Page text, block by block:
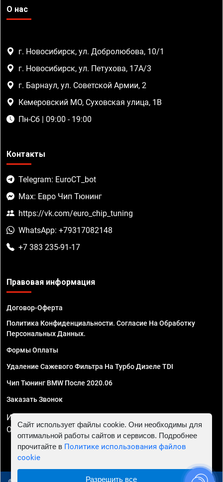
О нас
г. Новосибирск, ул. Добролюбова, 10/1
г. Новосибирск, ул. Петухова, 17А/3
г. Барнаул, ул. Советской Армии, 2
Кемеровский МО, Суховская улица, 1В
Пн-Сб | 09:00 - 19:00
Контакты
Telegram: EuroCT_bot
Max: Евро Чип Тюнинг
https://vk.com/euro_chip_tuning
WhatsApp: +79317082148
+7 383 235-91-17
Правовая информация
Договор-Оферта
Политика Конфиденциальности. Согласие На Обработку
Персональных Данных.
Формы Оплаты
Удаление Сажевого Фильтра На Турбо Дизеле TDI
Чип Тюнинг BMW После 2020.06
Заказать Звонок
ИП Смирнов Георгий Павлович. ИНН 781302555843,
ОГРНИП 324470400032610
Сайт использует файлы cookie. Они необходимы для
оптимальной работы сайтов и сервисов. Подробнее
прочитайте в Политике использования файлов
cookie
Разрешить все